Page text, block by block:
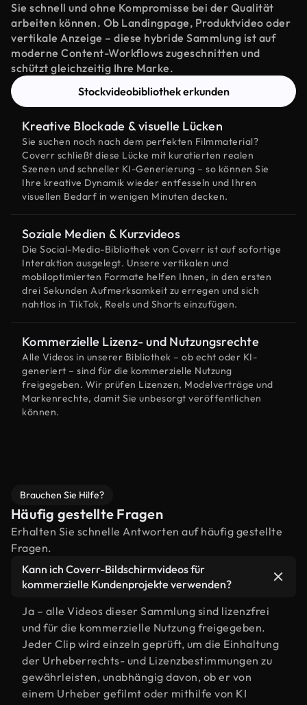
Sie schnell und ohne Kompromisse bei der Qualität
arbeiten können. Ob Landingpage, Produktvideo oder
vertikale Anzeige – diese hybride Sammlung ist auf
moderne Content-Workflows zugeschnitten und
schützt gleichzeitig Ihre Marke.
Stockvideobibliothek erkunden
Kreative Blockade & visuelle Lücken
Sie suchen noch nach dem perfekten Filmmaterial?
Coverr schließt diese Lücke mit kuratierten realen
Szenen und schneller KI-Generierung – so können Sie
Ihre kreative Dynamik wieder entfesseln und Ihren
visuellen Bedarf in wenigen Minuten decken.
Soziale Medien & Kurzvideos
Die Social-Media-Bibliothek von Coverr ist auf sofortige
Interaktion ausgelegt. Unsere vertikalen und
mobiloptimierten Formate helfen Ihnen, in den ersten
drei Sekunden Aufmerksamkeit zu erregen und sich
nahtlos in TikTok, Reels und Shorts einzufügen.
Kommerzielle Lizenz- und Nutzungsrechte
Alle Videos in unserer Bibliothek – ob echt oder KI-
generiert – sind für die kommerzielle Nutzung
freigegeben. Wir prüfen Lizenzen, Modelverträge und
Markenrechte, damit Sie unbesorgt veröffentlichen
können.
Brauchen Sie Hilfe?
Häufig gestellte Fragen
Erhalten Sie schnelle Antworten auf häufig gestellte
Fragen.
Kann ich Coverr-Bildschirmvideos für
kommerzielle Kundenprojekte verwenden?
Ja – alle Videos dieser Sammlung sind lizenzfrei
und für die kommerzielle Nutzung freigegeben.
Jeder Clip wird einzeln geprüft, um die Einhaltung
der Urheberrechts- und Lizenzbestimmungen zu
gewährleisten, unabhängig davon, ob er von
einem Urheber gefilmt oder mithilfe von KI